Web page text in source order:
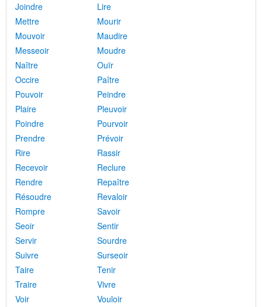
Joindre
Lire
Mettre
Mourir
Mouvoir
Maudire
Messeoir
Moudre
Naître
Ouïr
Occire
Paître
Pouvoir
Peindre
Plaire
Pleuvoir
Poindre
Pourvoir
Prendre
Prévoir
Rire
Rassir
Recevoir
Reclure
Rendre
Repaître
Résoudre
Revaloir
Rompre
Savoir
Seoir
Sentir
Servir
Sourdre
Suivre
Surseoir
Taire
Tenir
Traire
Vivre
Voir
Vouloir